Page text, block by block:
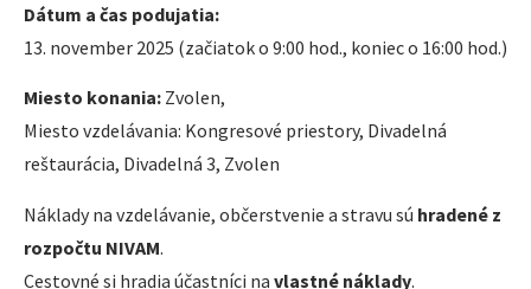
Dátum a čas podujatia:
13. november 2025 (začiatok o 9:00 hod., koniec o 16:00 hod.)
Miesto konania: Zvolen,
Miesto vzdelávania: Kongresové priestory, Divadelná
reštaurácia, Divadelná 3, Zvolen
Náklady na vzdelávanie, občerstvenie a stravu sú hradené z
rozpočtu NIVAM.
Cestovné si hradia účastníci na vlastné náklady.